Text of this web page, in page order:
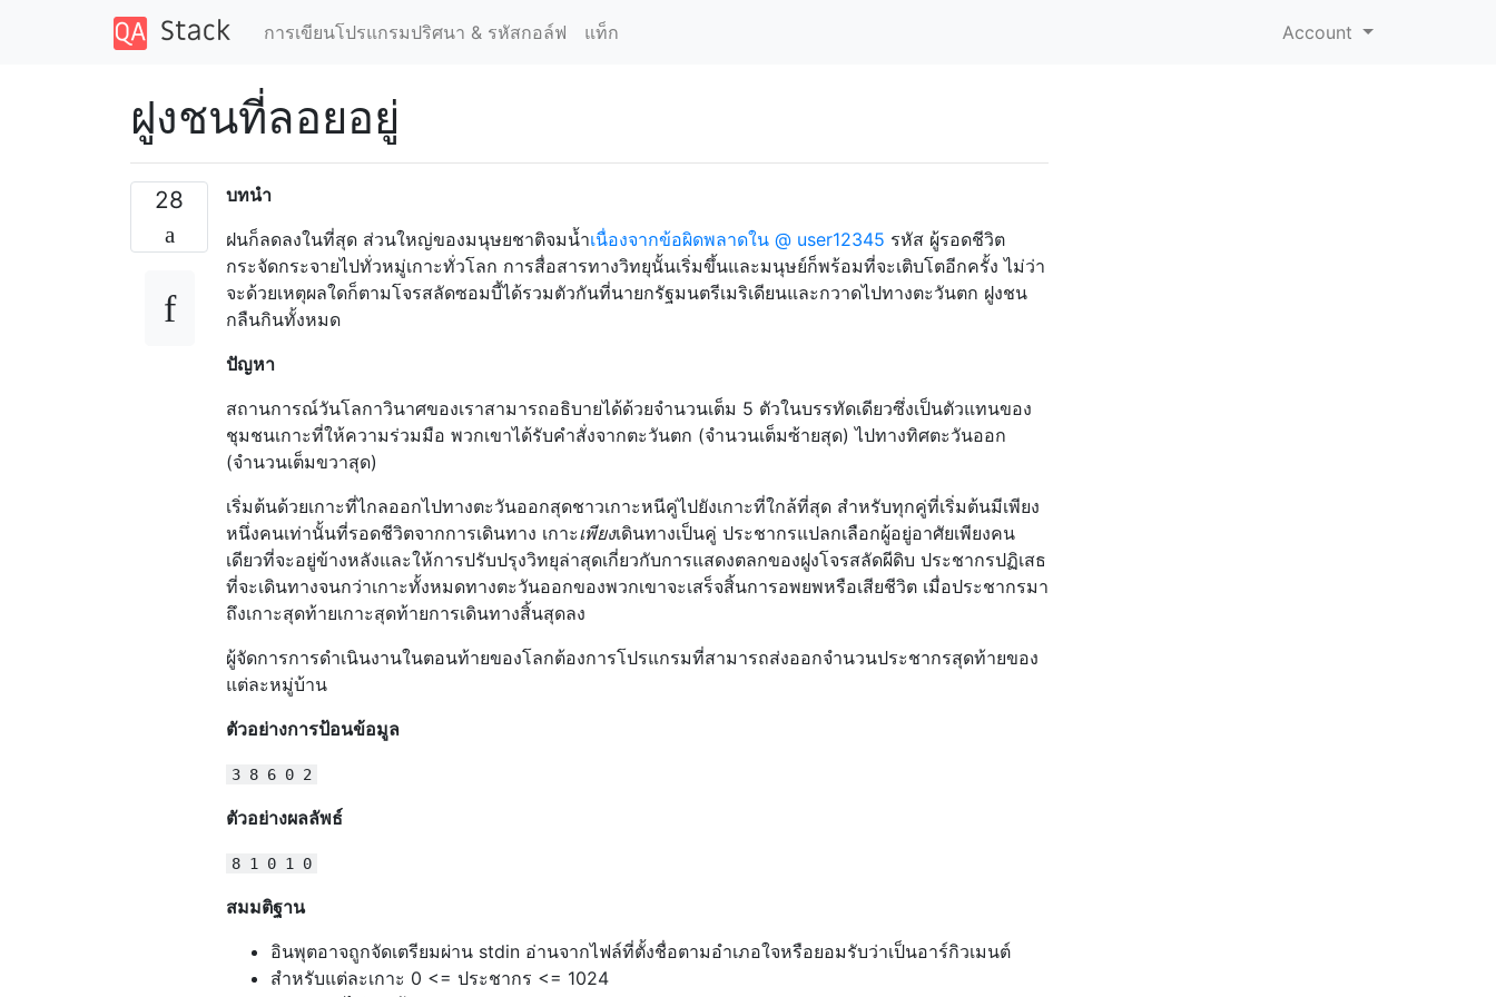
การเขียนโปรแกรมปริศนา & รหัสกอล์ฟ แท็ก Account
ฝูงชนที่ลอยอยู่
28
บทนำ
ฝนก็ลดลงในที่สุด ส่วนใหญ่ของมนุษยชาติจมน้ำเนื่องจากข้อผิดพลาดใน @ user12345 รหัส ผู้รอดชีวิต
กระจัดกระจายไปทั่วหมู่เกาะทั่วโลก การสื่อสารทางวิทยุนั้นเริ่มขึ้นและมนุษย์ก็พร้อมที่จะเติบโตอีกครั้ง ไม่ว่า
จะด้วยเหตุผลใดก็ตามโจรสลัดซอมบี้ได้รวมตัวกันที่นายกรัฐมนตรีเมริเดียนและกวาดไปทางตะวันตก ฝูงชน
กลืนกินทั้งหมด
ปัญหา
สถานการณ์วันโลกาวินาศของเราสามารถอธิบายได้ด้วยจำนวนเต็ม 5 ตัวในบรรทัดเดียวซึ่งเป็นตัวแทนของ
ชุมชนเกาะที่ให้ความร่วมมือ พวกเขาได้รับคำสั่งจากตะวันตก (จำนวนเต็มซ้ายสุด) ไปทางทิศตะวันออก
(จำนวนเต็มขวาสุด)
เริ่มต้นด้วยเกาะที่ไกลออกไปทางตะวันออกสุดชาวเกาะหนีคู่ไปยังเกาะที่ใกล้ที่สุด สำหรับทุกคู่ที่เริ่มต้นมีเพียง
หนึ่งคนเท่านั้นที่รอดชีวิตจากการเดินทาง เกาะเพียงเดินทางเป็นคู่ ประชากรแปลกเลือกผู้อยู่อาศัยเพียงคน
เดียวที่จะอยู่ข้างหลังและให้การปรับปรุงวิทยุล่าสุดเกี่ยวกับการแสดงตลกของฝูงโจรสลัดผีดิบ ประชากรปฏิเสธ
ที่จะเดินทางจนกว่าเกาะทั้งหมดทางตะวันออกของพวกเขาจะเสร็จสิ้นการอพยพหรือเสียชีวิต เมื่อประชากรมา
ถึงเกาะสุดท้ายเกาะสุดท้ายการเดินทางสิ้นสุดลง
ผู้จัดการการดำเนินงานในตอนท้ายของโลกต้องการโปรแกรมที่สามารถส่งออกจำนวนประชากรสุดท้ายของ
แต่ละหมู่บ้าน
ตัวอย่างการป้อนข้อมูล
3 8 6 0 2
ตัวอย่างผลลัพธ์
8 1 0 1 0
สมมติฐาน
อินพุตอาจถูกจัดเตรียมผ่าน stdin อ่านจากไฟล์ที่ตั้งชื่อตามอำเภอใจหรือยอมรับว่าเป็นอาร์กิวเมนต์
สำหรับแต่ละเกาะ 0 <= ประชากร <= 1024